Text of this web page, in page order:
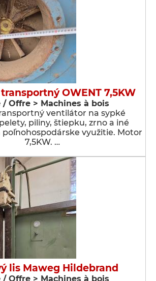
OWENT 7,5KW
/ Offre > Machines à bois
ventilátor na sypké
piliny, štiepku, zrno a iné
poľnohospodárske využitie. Motor
7,5KW. …
lis Maweg Hildebrand
/ Offre > Machines à bois